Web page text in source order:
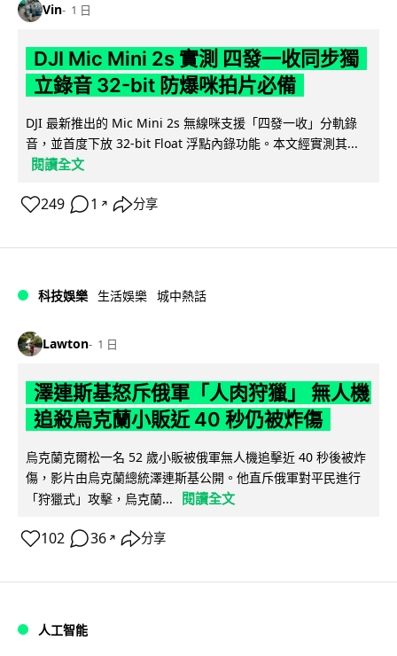
Vin 1 日
DJI Mic Mini 2s 實測 四發一收同步獨
立錄音 32-bit 防爆咪拍片必備
DJI 最新推出的 Mic Mini 2s 無線咪支援「四發一收」分軌錄
音，並首度下放 32-bit Float 浮點內錄功能。本文經實測其...
閱讀全文
249 1 ↗ 分享
科技娛樂 生活娛樂 城中熱話
Lawton 1 日
澤連斯基怒斥俄軍「人肉狩獵」 無人機
追殺烏克蘭小販近 40 秒仍被炸傷
烏克蘭克爾松一名 52 歲小販被俄軍無人機追擊近 40 秒後被炸
傷，影片由烏克蘭總統澤連斯基公開。他直斥俄軍對平民進行
「狩獵式」攻擊，烏克蘭...
閱讀全文
102 36 ↗ 分享
人工智能